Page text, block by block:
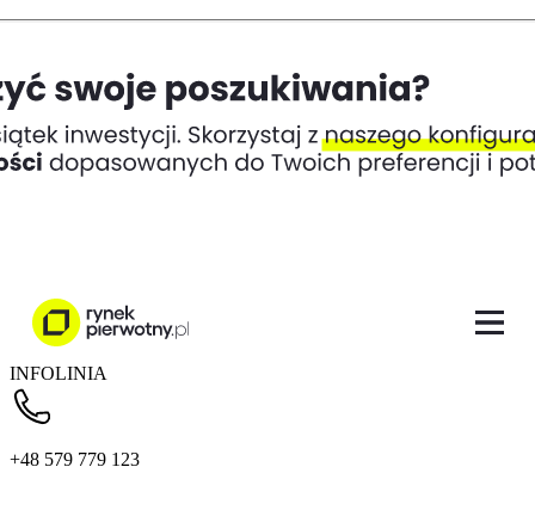
INFOLINIA
+48 579 779 123